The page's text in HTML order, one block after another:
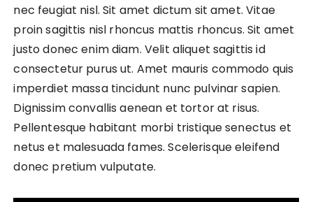
nec feugiat nisl. Sit amet dictum sit amet. Vitae
proin sagittis nisl rhoncus mattis rhoncus. Sit amet
justo donec enim diam. Velit aliquet sagittis id
consectetur purus ut. Amet mauris commodo quis
imperdiet massa tincidunt nunc pulvinar sapien.
Dignissim convallis aenean et tortor at risus.
Pellentesque habitant morbi tristique senectus et
netus et malesuada fames. Scelerisque eleifend
donec pretium vulputate.